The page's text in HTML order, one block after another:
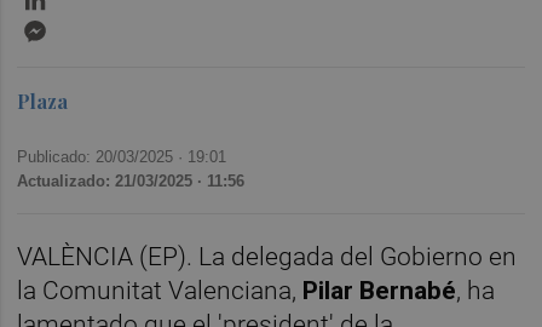
Plaza
Publicado: 20/03/2025 · 19:01
Actualizado: 21/03/2025 · 11:56
VALÈNCIA (EP). La delegada del Gobierno en
la Comunitat Valenciana, Pilar Bernabé, ha